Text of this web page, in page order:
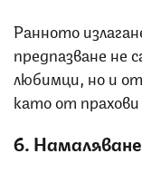
Ранното
предпазване не
любимци, но и
като от
6.